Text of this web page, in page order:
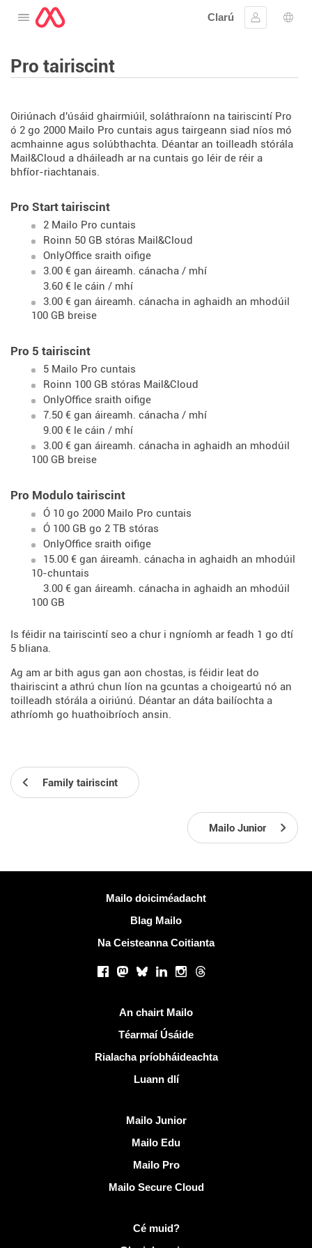
Oscail an roghchlár
Clarú
Sínigh
Pro tairiscint
Oiriúnach d'úsáid ghairmiúil, soláthraíonn na tairiscintí Pro
ó 2 go 2000 Mailo Pro cuntais agus tairgeann siad níos mó
acmhainne agus solúbthachta. Déantar an toilleadh stórála
Mail&Cloud a dháileadh ar na cuntais go léir de réir a
bhfíor-riachtanais.
Pro Start tairiscint
2 Mailo Pro cuntais
Roinn 50 GB stóras Mail&Cloud
OnlyOffice sraith oifige
3.00 € gan áireamh. cánacha / mhí
3.60 € le cáin / mhí
3.00 € gan áireamh. cánacha in aghaidh an mhodúil
100 GB breise
Pro 5 tairiscint
5 Mailo Pro cuntais
Roinn 100 GB stóras Mail&Cloud
OnlyOffice sraith oifige
7.50 € gan áireamh. cánacha / mhí
9.00 € le cáin / mhí
3.00 € gan áireamh. cánacha in aghaidh an mhodúil
100 GB breise
Pro Modulo tairiscint
Ó 10 go 2000 Mailo Pro cuntais
Ó 100 GB go 2 TB stóras
OnlyOffice sraith oifige
15.00 € gan áireamh. cánacha in aghaidh an mhodúil
10-chuntais
3.00 € gan áireamh. cánacha in aghaidh an mhodúil
100 GB
Is féidir na tairiscintí seo a chur i ngníomh ar feadh 1 go dtí
5 bliana.
Ag am ar bith agus gan aon chostas, is féidir leat do
thairiscint a athrú chun líon na gcuntas a choigeartú nó an
toilleadh stórála a oiriúnú. Déantar an dáta bailíochta a
athríomh go huathoibríoch ansin.
Family tairiscint
Mailo Junior
Mailo doiciméadacht
Blag Mailo
Na Ceisteanna Coitianta
Facebook
Mastodon
BlueskyLinkedInInstagram
Threads
An chairt Mailo
Téarmaí Úsáide
Rialacha príobháideachta
Luann dlí
Mailo Junior
Mailo Edu
Mailo Pro
Mailo Secure Cloud
Cé muid?